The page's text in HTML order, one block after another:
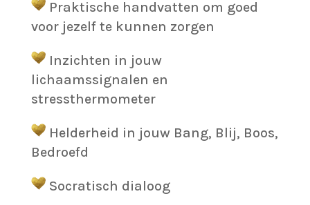
Praktische handvatten om goed
voor jezelf te kunnen zorgen
Inzichten in jouw
lichaamssignalen en
stressthermometer
Helderheid in jouw Bang, Blij, Boos,
Bedroefd
Socratisch dialoog